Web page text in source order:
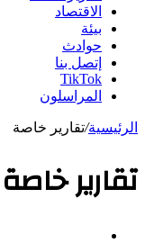
الاقتصاد
بيئة
حوادث
إتصل بنا
TikTok
المراسلون
الرئيسية/تقارير خاصة
تقارير خاصة